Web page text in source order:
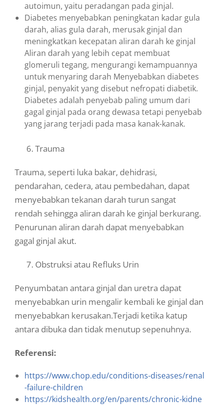
autoimun, yaitu peradangan pada ginjal.
Diabetes menyebabkan peningkatan kadar gula
darah, alias gula darah, merusak ginjal dan
meningkatkan kecepatan aliran darah ke ginjal
Aliran darah yang lebih cepat membuat
glomeruli tegang, mengurangi kemampuannya
untuk menyaring darah Menyebabkan diabetes
ginjal, penyakit yang disebut nefropati diabetik.
Diabetes adalah penyebab paling umum dari
gagal ginjal pada orang dewasa tetapi penyebab
yang jarang terjadi pada masa kanak-kanak.
6. Trauma
Trauma, seperti luka bakar, dehidrasi,
pendarahan, cedera, atau pembedahan, dapat
menyebabkan tekanan darah turun sangat
rendah sehingga aliran darah ke ginjal berkurang.
Penurunan aliran darah dapat menyebabkan
gagal ginjal akut.
7. Obstruksi atau Refluks Urin
Penyumbatan antara ginjal dan uretra dapat
menyebabkan urin mengalir kembali ke ginjal dan
menyebabkan kerusakan.Terjadi ketika katup
antara dibuka dan tidak menutup sepenuhnya.
Referensi:
https://www.chop.edu/conditions-diseases/renal
-failure-children
https://kidshealth.org/en/parents/chronic-kidne